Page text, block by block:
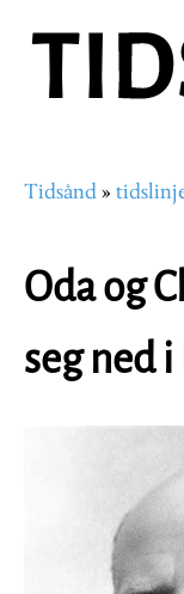
hovedinnhold
Tidsånd
Oda og
seg ned